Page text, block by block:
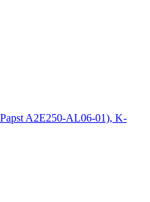
A2E250-AL06-01), K-